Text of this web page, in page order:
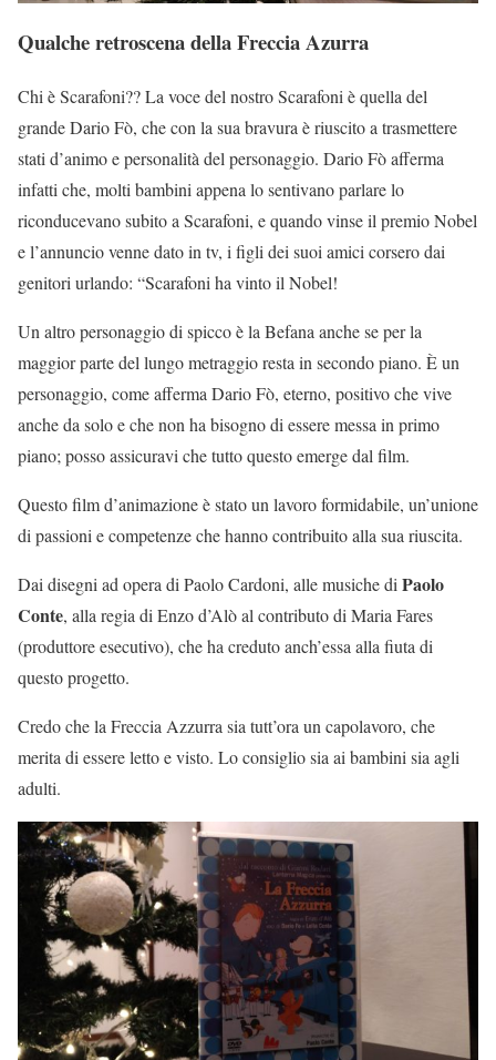
Qualche retroscena della Freccia Azurra
Chi è Scarafoni?? La voce del nostro Scarafoni è quella del
grande Dario Fò, che con la sua bravura è riuscito a trasmettere
stati d’animo e personalità del personaggio. Dario Fò afferma
infatti che, molti bambini appena lo sentivano parlare lo
riconducevano subito a Scarafoni, e quando vinse il premio Nobel
e l’annuncio venne dato in tv, i figli dei suoi amici corsero dai
genitori urlando: “Scarafoni ha vinto il Nobel!
Un altro personaggio di spicco è la Befana anche se per la
maggior parte del lungo metraggio resta in secondo piano. È un
personaggio, come afferma Dario Fò, eterno, positivo che vive
anche da solo e che non ha bisogno di essere messa in primo
piano; posso assicuravi che tutto questo emerge dal film.
Questo film d’animazione è stato un lavoro formidabile, un’unione
di passioni e competenze che hanno contribuito alla sua riuscita.
Dai disegni ad opera di Paolo Cardoni, alle musiche di Paolo
Conte, alla regia di Enzo d’Alò al contributo di Maria Fares
(produttore esecutivo), che ha creduto anch’essa alla fiuta di
questo progetto.
Credo che la Freccia Azzurra sia tutt’ora un capolavoro, che
merita di essere letto e visto. Lo consiglio sia ai bambini sia agli
adulti.